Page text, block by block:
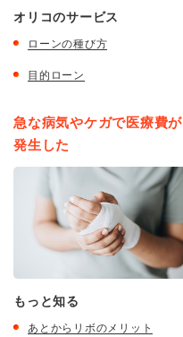
オリコのサービス
ローンの種び方
目的ローン
急な病気やケガで医療費が
発生した
もっと知る
あとからリボのメリット